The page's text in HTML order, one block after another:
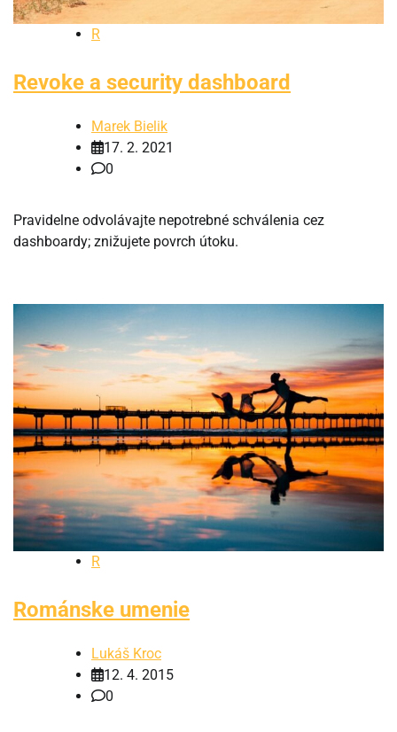
R
Revoke a security dashboard
Marek Bielik
17. 2. 2021
0
Pravidelne odvolávajte nepotrebné schválenia cez
dashboardy; znižujete povrch útoku.
R
Románske umenie
Lukáš Kroc
12. 4. 2015
0